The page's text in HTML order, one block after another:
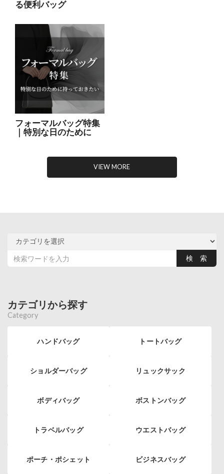
る便利バッグ
フォーマルバッグ特集
｜特別な日のために
VIEW MORE
カテゴリから探す
Category
ハンドバッグ トートバッグ
ショルダーバッグ リュックサック
ボディバッグ ボストンバッグ
トラベルバッグ ウエストバッグ
ポーチ・ポシェット ビジネスバッグ